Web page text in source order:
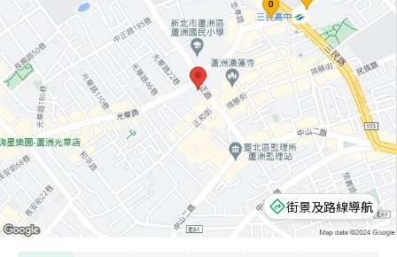
街景及路線導航